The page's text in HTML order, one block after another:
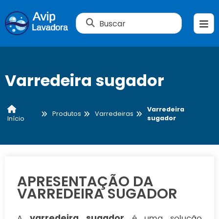
Buscar
Varredeira sugador
Início
Produtos Varredeiras
Varredeira
sugador
APRESENTAÇÃO DA
VARREDEIRA SUGADOR